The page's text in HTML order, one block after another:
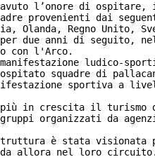
l’onore di ospitare,
provenienti dai
Olanda, Regno Unito,
due anni di seguito,
con l'Arco.
ludico-
squadre di
sportiva a
più in crescita il turismo
gruppi organizzati da
è stata visionata
allora nel loro